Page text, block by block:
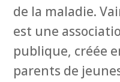
de la maladie.
est une
publique, créée
parents de